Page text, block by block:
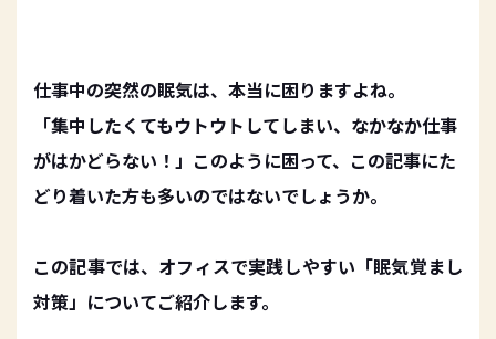
仕事中の突然の眠気は、本当に困りますよね。
「集中したくてもウトウトしてしまい、なかなか仕事
がはかどらない！」このように困って、この記事にた
どり着いた方も多いのではないでしょうか。
この記事では、オフィスで実践しやすい「眠気覚まし
対策」についてご紹介します。